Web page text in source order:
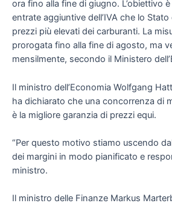
ora fino alla fine di giugno. L’obiettivo
entrate aggiuntive dell’IVA che lo
prezzi più elevati dei carburanti. La
prorogata fino alla fine di agosto, ma
mensilmente, secondo il Ministero
Il ministro dell’Economia Wolfgang
ha dichiarato che una concorrenza di
è la migliore garanzia di prezzi equi.
“Per questo motivo stiamo uscendo
dei margini in modo pianificato e
ministro.
Il ministro delle Finanze Markus